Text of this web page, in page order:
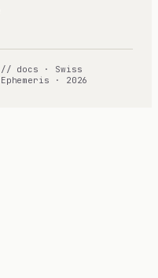
// docs · Swiss
Ephemeris · 2026